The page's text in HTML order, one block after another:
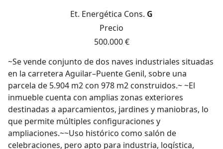
Et. Energética Cons. G
Precio
500.000 €
~Se vende conjunto de dos naves industriales situadas
en la carretera Aguilar–Puente Genil, sobre una
parcela de 5.904 m2 con 978 m2 construidos.~ ~El
inmueble cuenta con amplias zonas exteriores
destinadas a aparcamientos, jardines y maniobras, lo
que permite múltiples configuraciones y
ampliaciones.~~Uso histórico como salón de
celebraciones, pero apto para industria, logística,